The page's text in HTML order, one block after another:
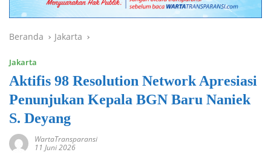
Beranda Jakarta
Jakarta
Aktifis 98 Resolution Network Apresiasi
Penunjukan Kepala BGN Baru Naniek
S. Deyang
WartaTransparansi
11 Juni 2026